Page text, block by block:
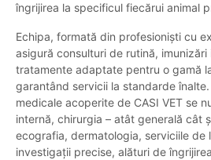
îngrijirea la specificul fiecărui animal
Echipa, formată din profesioniști cu
asigură consulturi de rutină,
tratamente adaptate pentru o gamă
garantând servicii la standarde
medicale acoperite de CASI VET se
internă, chirurgia – atât generală cât
ecografia, dermatologia, serviciile de
investigații precise, alături de